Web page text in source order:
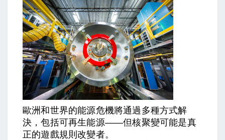
歐洲和世界的能源危機將通過多種方式解
決，包括可再生能源——但核聚變可能是真
正的遊戲規則改變者。